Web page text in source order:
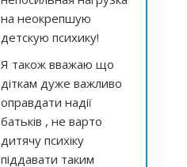
на неокрепшую
детскую психику!
Я також вважаю що
діткам дуже важливо
оправдати надії
батьків , не варто
дитячу психіку
піддавати таким